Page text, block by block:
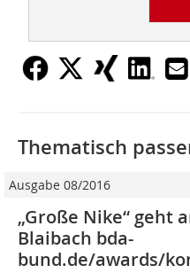
Thematisch
Ausgabe 08/2016
„Große Nike“ geht
Blaibach bda-
bund.de/awards/